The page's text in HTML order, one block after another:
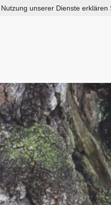
unserer Dienste